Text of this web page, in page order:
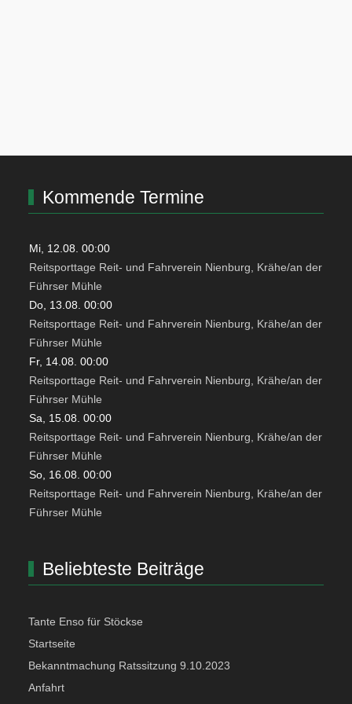
Kommende Termine
Mi, 12.08. 00:00
Reitsporttage Reit- und Fahrverein Nienburg, Krähe/an der
Führser Mühle
Do, 13.08. 00:00
Reitsporttage Reit- und Fahrverein Nienburg, Krähe/an der
Führser Mühle
Fr, 14.08. 00:00
Reitsporttage Reit- und Fahrverein Nienburg, Krähe/an der
Führser Mühle
Sa, 15.08. 00:00
Reitsporttage Reit- und Fahrverein Nienburg, Krähe/an der
Führser Mühle
So, 16.08. 00:00
Reitsporttage Reit- und Fahrverein Nienburg, Krähe/an der
Führser Mühle
Beliebteste Beiträge
Tante Enso für Stöckse
Startseite
Bekanntmachung Ratssitzung 9.10.2023
Anfahrt